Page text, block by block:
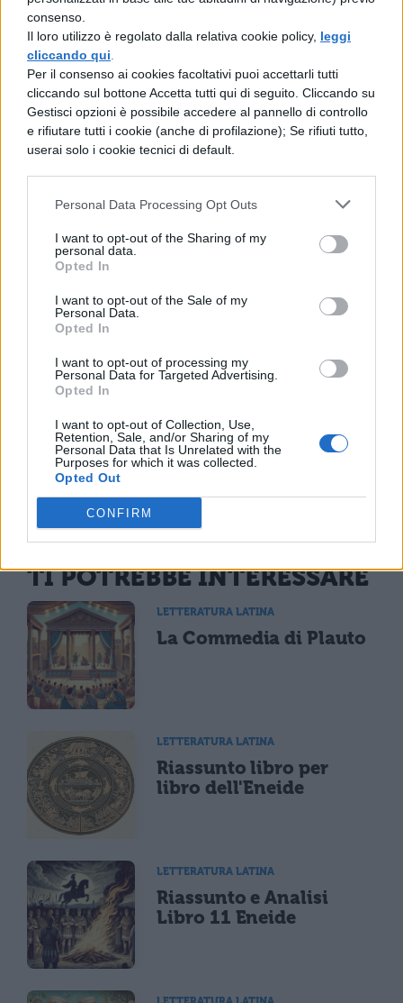
consenso.
Il loro utilizzo è regolato dalla relativa cookie policy, leggi
cliccando qui
Per il consenso ai cookies facoltativi puoi accettarli tutti
cliccando sul bottone Accetta tutti qui di seguito. Cliccando su
Gestisci opzioni è possibile accedere al pannello di controllo
e rifiutare tutti i cookie (anche di profilazione); Se rifiuti tutto,
userai solo i cookie tecnici di default.
Personal Data Processing Opt Outs
I want to opt-out of the Sharing of my
personal data.
Opted In
I want to opt-out of the Sale of my
Personal Data.
Opted In
I want to opt-out of processing my
Personal Data for Targeted Advertising.
Opted In
I want to opt-out of Collection, Use,
Retention, Sale, and/or Sharing of my
Personal Data that Is Unrelated with the
Purposes for which it was collected.
Opted Out
CONFIRM
stato rosso per un giorno intero, che a
Lanuvio, nel tempio di Giunone Sospita, si
era levato di notte un grande strepito, che a
Frosinone era nato un agnello con la testa
di maiale e a Sinuessa un porco con la testa
d'uomo. I decemviri, in base a quanto
risultava dai libri, ordinarono che si
celebrassero i medesimi riti che erano stati
celebrati dopo un precedente prodigio, e
(cani) un carme (religioso) da ventisette
città e che fosse portato un dono a
Giunone regina.
TI POTREBBE INTERESSARE
LETTERATURA LATINA
La Commedia di Plauto
LETTERATURA LATINA
Riassunto libro per
libro dell'Eneide
LETTERATURA LATINA
Riassunto e Analisi
Libro 11 Eneide